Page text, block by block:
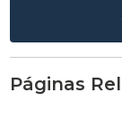
Páginas